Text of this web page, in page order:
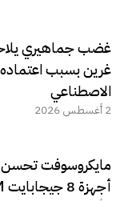
غضب جماهيري
غرين بسبب اعتماده
الاصطناعي
2 أغسطس 2026
أجهزة 8 جيجابايت RAM